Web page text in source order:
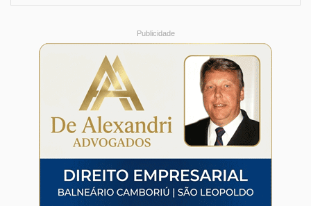
Publicidade